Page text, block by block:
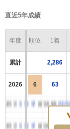
直近5年成績
年度
累計
2026
順位 1着
2,286
6 63